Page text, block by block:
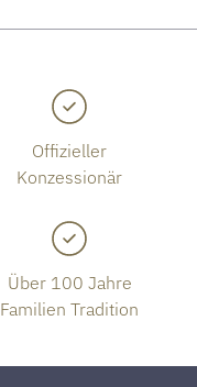
Offizieller
Konzessionär
Über 100 Jahre
Familien Tradition